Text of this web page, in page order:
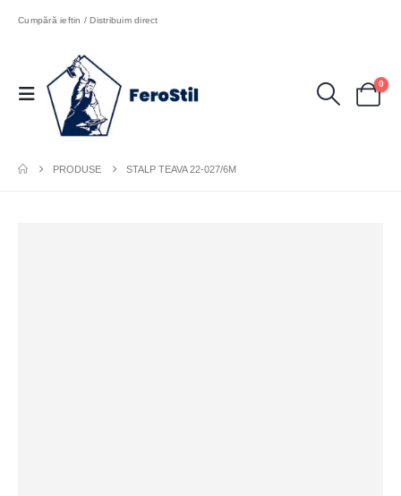
Cumpără ieftin / Distribuim direct
0
PRODUSE STALP TEAVA 22-027/6M